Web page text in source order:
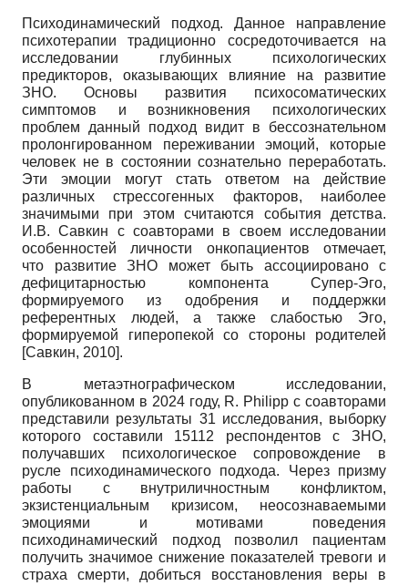
Психодинамический подход. Данное направление
психотерапии традиционно сосредоточивается на
исследовании глубинных психологических
предикторов, оказывающих влияние на развитие
ЗНО. Основы развития психосоматических
симптомов и возникновения психологических
проблем данный подход видит в бессознательном
пролонгированном переживании эмоций, которые
человек не в состоянии сознательно переработать.
Эти эмоции могут стать ответом на действие
различных стрессогенных факторов, наиболее
значимыми при этом считаются события детства.
И.В. Савкин с соавторами в своем исследовании
особенностей личности онкопациентов отмечает,
что развитие ЗНО может быть ассоциировано с
дефицитарностью компонента Супер-Эго,
формируемого из одобрения и поддержки
референтных людей, а также слабостью Эго,
формируемой гиперопекой со стороны родителей
[Савкин, 2010].
В метаэтнографическом исследовании,
опубликованном в 2024 году, R. Philipp с соавторами
представили результаты 31 исследования, выборку
которого составили 15112 респондентов с ЗНО,
получавших психологическое сопровождение в
русле психодинамического подхода. Через призму
работы с внутриличностным конфликтом,
экзистенциальным кризисом, неосознаваемыми
эмоциями и мотивами поведения
психодинамический подход позволил пациентам
получить значимое снижение показателей тревоги и
страха смерти, добиться восстановления веры в